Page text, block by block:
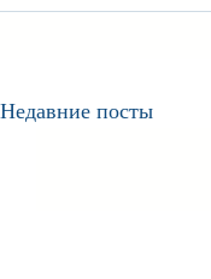
Недавние посты